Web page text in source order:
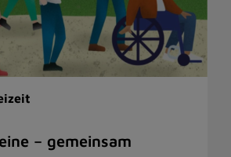
– gemeinsam